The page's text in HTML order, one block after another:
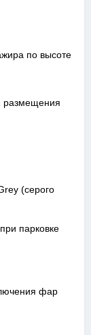
по высоте
размещения
(серого
парковке
фар